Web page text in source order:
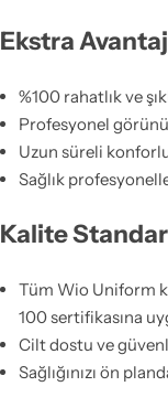
Ekstra
%100 rahatlık ve
Profesyonel
Uzun süreli
Sağlık
Kalite
Tüm Wio Uniform
100 sertifikasına
Cilt dostu ve
Sağlığınızı ön